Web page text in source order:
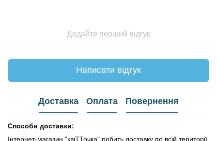
Додайте перший відгук
Написати відгук
Доставка Оплата Повернення
Способи доставки:
Інтернет-магазин "квіТТочка" робить доставку по всій території